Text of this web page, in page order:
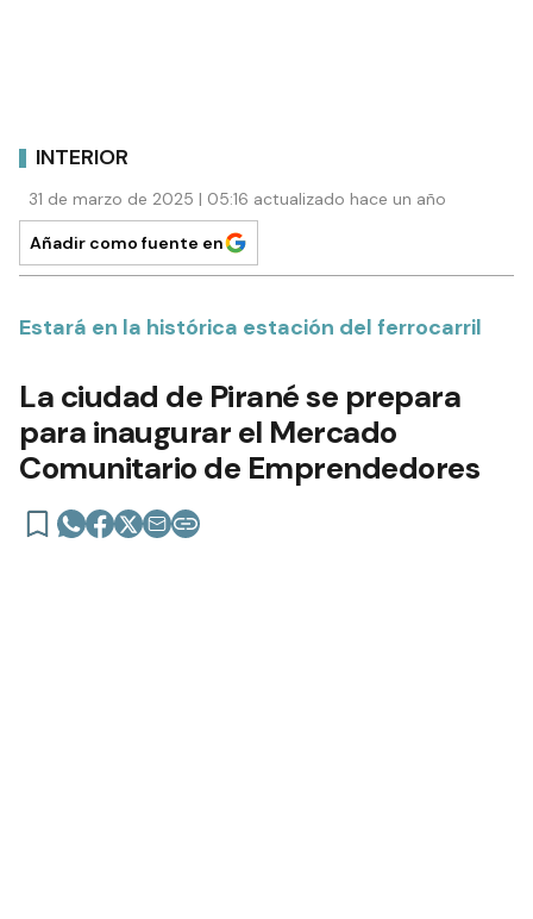
INTERIOR
31 de marzo de 2025 | 05:16 actualizado hace un año
Añadir como fuente en
Estará en la histórica estación del ferrocarril
La ciudad de Pirané se prepara
para inaugurar el Mercado
Comunitario de Emprendedores